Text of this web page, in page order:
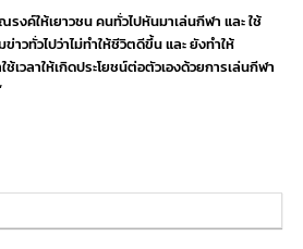
ค์ให้เยาวชน คนทั่วไปหันมาเล่นกีฬา และ ใช้
าวทั่วไปว่าไม่ทำให้ชีวิตดีขึ้น และ ยังทำให้
วลาให้เกิดประโยชน์ต่อตัวเองด้วยการเล่นกีฬา